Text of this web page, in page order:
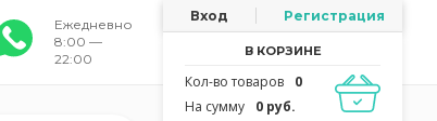
Ежедневно
8:00 —
22:00
Вход Регистрация
В КОРЗИНЕ
Кол-во товаров
0
На сумму
0 руб.